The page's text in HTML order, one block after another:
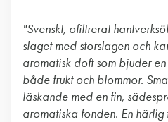
"Svenskt, ofiltrerat
slaget med storslagen och
aromatisk doft som bjuder
både frukt och blommor.
läskande med en fin,
aromatiska fonden. En